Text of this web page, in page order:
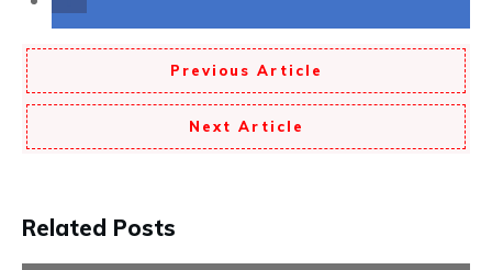
Previous Article
Next Article
Related Posts